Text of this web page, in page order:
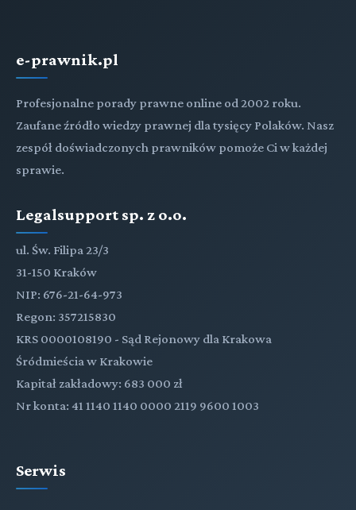
e-prawnik.pl
Profesjonalne porady prawne online od 2002 roku.
Zaufane źródło wiedzy prawnej dla tysięcy Polaków. Nasz
zespół doświadczonych prawników pomoże Ci w każdej
sprawie.
Legalsupport sp. z o.o.
ul. Św. Filipa 23/3
31-150 Kraków
NIP: 676-21-64-973
Regon: 357215830
KRS 0000108190 - Sąd Rejonowy dla Krakowa
Śródmieścia w Krakowie
Kapitał zakładowy: 683 000 zł
Nr konta: 41 1140 1140 0000 2119 9600 1003
Serwis